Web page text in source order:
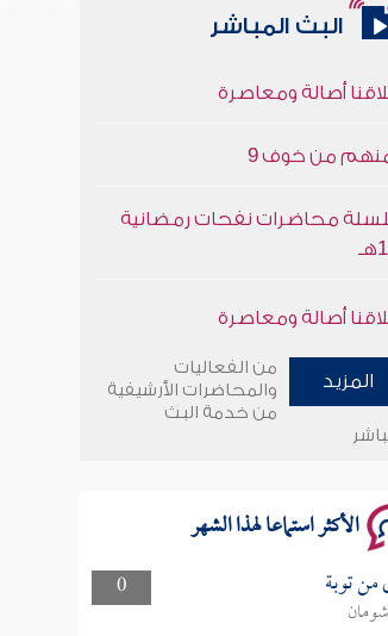
البث المباشر
محاضرات نفحات رمضانية
المزيد
من الفعاليات
والمحاضرات الأرشيفية
من خدمة البث
الأكثر استماعا لهذا الشهر
0 توبة